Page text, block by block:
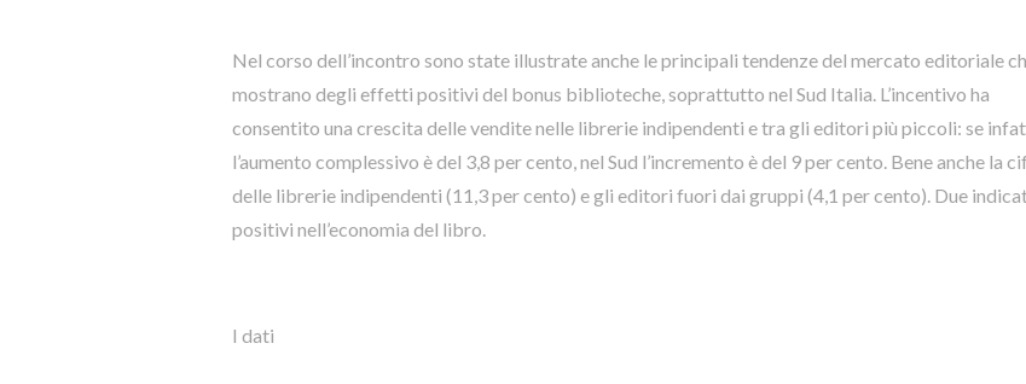
Nel corso dell’incontro sono state illustrate anche le principali tendenze del mercato editoriale
mostrano degli effetti positivi del bonus biblioteche, soprattutto nel Sud Italia. L’incentivo ha
consentito una crescita delle vendite nelle librerie indipendenti e tra gli editori più piccoli: se
l’aumento complessivo è del 3,8 per cento, nel Sud l’incremento è del 9 per cento. Bene anche la
delle librerie indipendenti (11,3 per cento) e gli editori fuori dai gruppi (4,1 per cento). Due
positivi nell’economia del libro.
I dati